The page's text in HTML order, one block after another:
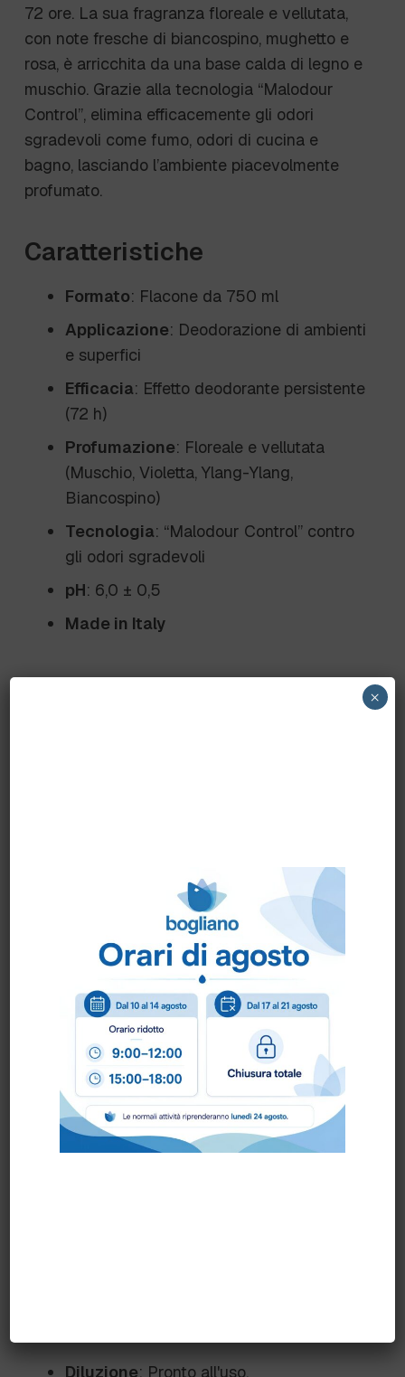
72 ore. La sua fragranza floreale e vellutata,
con note fresche di biancospino, mughetto e
rosa, è arricchita da una base calda di legno e
muschio. Grazie alla tecnologia “Malodour
Control”, elimina efficacemente gli odori
sgradevoli come fumo, odori di cucina e
bagno, lasciando l’ambiente piacevolmente
profumato.
Caratteristiche
Formato: Flacone da 750 ml
Applicazione: Deodorazione di ambienti
e superfici
Efficacia: Effetto deodorante persistente
(72 h)
Profumazione: Floreale e vellutata
(Muschio, Violetta, Ylang-Ylang,
Biancospino)
Tecnologia: “Malodour Control” contro
gli odori sgradevoli
pH: 6,0 ± 0,5
Made in Italy
Fragranza unica: Bouquet floreale
primaverile arricchito da oli essenziali di
chiodi di garofano.
Versatilità: Utilizzabile in qualsiasi
ambiente per deodorare tappeti,
pattumiere e angoli della stanza.
Consigli d’uso
Ruotare l'erogatore su ON.
Diluzione: Pronto all'uso.
×